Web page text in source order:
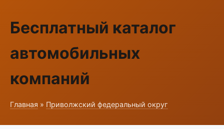
Бесплатный каталог
автомобильных
компаний
Главная » Приволжский федеральный округ